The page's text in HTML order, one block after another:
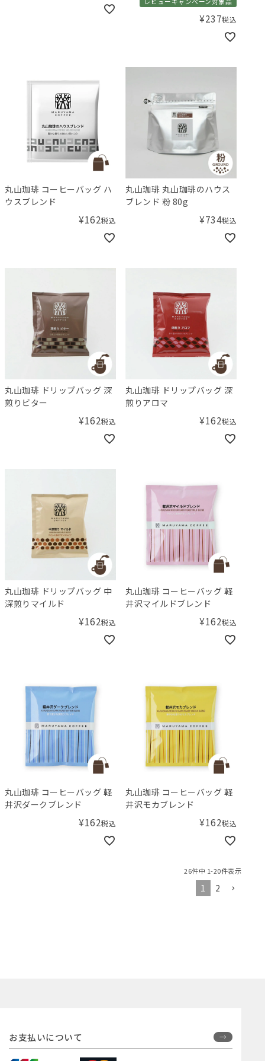
¥237税込
丸山珈琲 コーヒーバッグ ハ
ウスブレンド
¥162税込
丸山珈琲 丸山珈琲のハウス
ブレンド 粉 80g
¥734税込
丸山珈琲 ドリップバッグ 深
煎りビター
¥162税込
丸山珈琲 ドリップバッグ 深
煎りアロマ
¥162税込
丸山珈琲 ドリップバッグ 中
深煎りマイルド
¥162税込
丸山珈琲 コーヒーバッグ 軽
井沢マイルドブレンド
¥162税込
丸山珈琲 コーヒーバッグ 軽
井沢ダークブレンド
¥162税込
丸山珈琲 コーヒーバッグ 軽
井沢モカブレンド
¥162税込
26件中 1-20件表示
1 2
お支払いについて